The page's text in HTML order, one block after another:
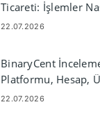
Ticareti: İşlemler
Yönetilir
22.07.2026
BinaryCent
Platformu, Hesap,
Güvenlik
22.07.2026